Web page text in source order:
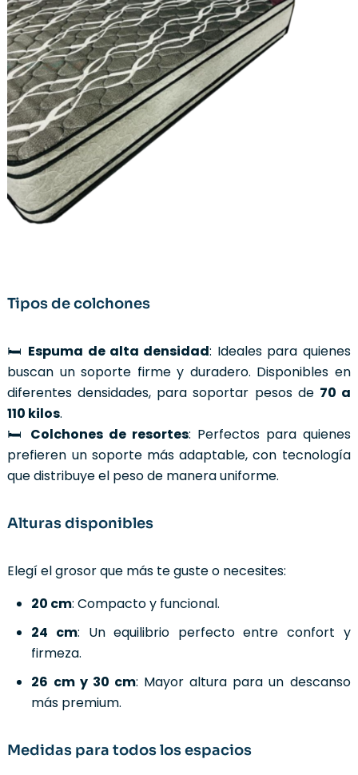
Tipos de colchones
🛏️ Espuma de alta densidad: Ideales para quienes
buscan un soporte firme y duradero. Disponibles en
diferentes densidades, para soportar pesos de 70 a
110 kilos.
🛏️ Colchones de resortes: Perfectos para quienes
prefieren un soporte más adaptable, con tecnología
que distribuye el peso de manera uniforme.
Alturas disponibles
Elegí el grosor que más te guste o necesites:
20 cm: Compacto y funcional.
24 cm: Un equilibrio perfecto entre confort y
firmeza.
26 cm y 30 cm: Mayor altura para un descanso
más premium.
Medidas para todos los espacios